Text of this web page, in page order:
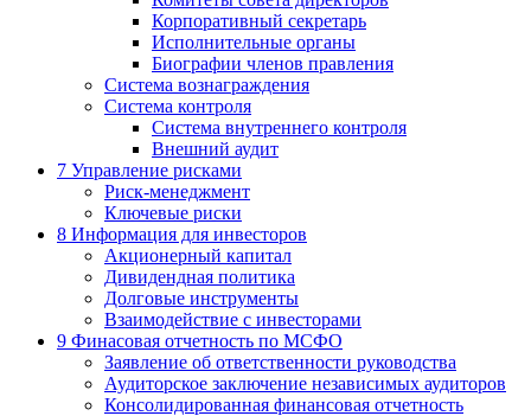
Корпоративный секретарь
Исполнительные органы
Биографии членов правления
Система вознаграждения
Система контроля
Система внутреннего контроля
Внешний аудит
7 Управление рисками
Риск-менеджмент
Ключевые риски
8 Информация для инвесторов
Акционерный капитал
Дивидендная политика
Долговые инструменты
Взаимодействие с инвеcторами
9 Финасовая отчетность по МСФО
Заявление об ответственности руководства
Аудиторское заключение независимых аудиторов
Консолидированная финансовая отчетность